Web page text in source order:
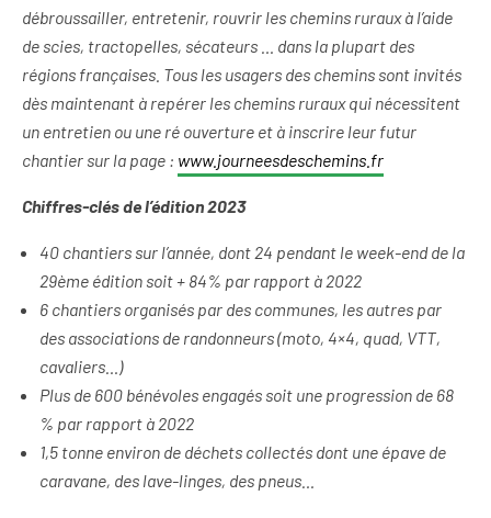
débroussailler, entretenir, rouvrir les chemins ruraux à l’aide
de scies, tractopelles, sécateurs … dans la plupart des
régions françaises. Tous les usagers des chemins sont invités
dès maintenant à repérer les chemins ruraux qui nécessitent
un entretien ou une ré ouverture et à inscrire leur futur
chantier sur la page : www.journeesdeschemins.fr
Chiffres-clés de l’édition 2023
40 chantiers sur l’année, dont 24 pendant le week-end de la
29ème édition soit + 84% par rapport à 2022
6 chantiers organisés par des communes, les autres par
des associations de randonneurs (moto, 4×4, quad, VTT,
cavaliers…)
Plus de 600 bénévoles engagés soit une progression de 68
% par rapport à 2022
1,5 tonne environ de déchets collectés dont une épave de
caravane, des lave-linges, des pneus…